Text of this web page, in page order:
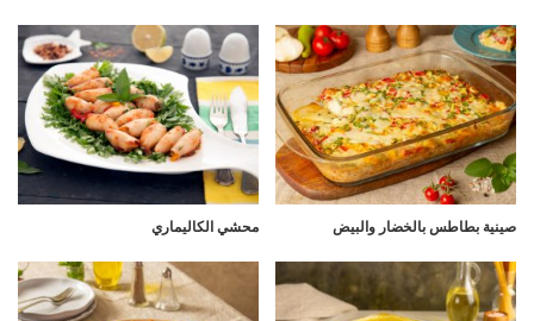
صينية بطاطس بالخضار والبيض محشي الكاليماري